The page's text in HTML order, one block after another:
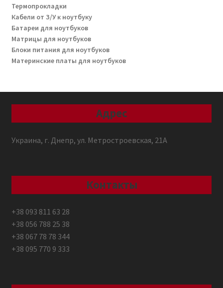
Термопрокладки
Кабели от З/У к ноутбуку
Батареи для ноутбуков
Матрицы для ноутбуков
Блоки питания для ноутбуков
Материнские платы для ноутбуков
Адрес
Украина, г. Днепр, ул. Метростроевская, 21А
Контакты
+38 093 811 63 28
+38 056 788 25 38
+38 067 78 78 344
+38 095 770 9 333